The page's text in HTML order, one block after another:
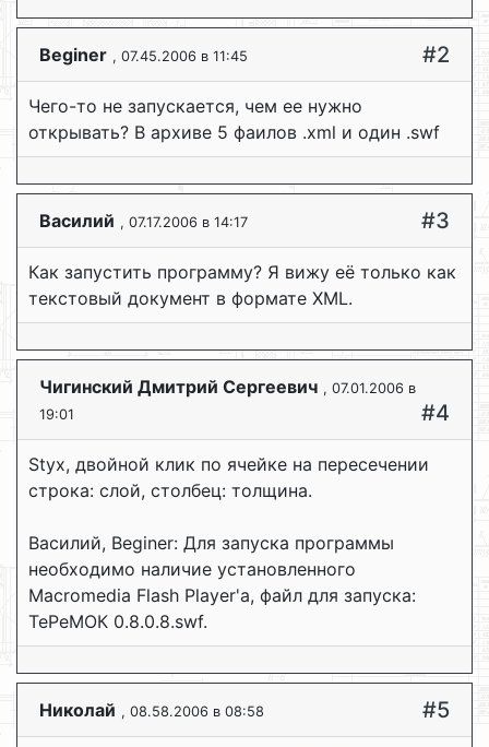
Beginer , 07.45.2006 в 11:45 #2
Чего-то не запускается, чем ее нужно
открывать? В архиве 5 фаилов .xml и один .swf
Василий , 07.17.2006 в 14:17 #3
Как запустить программу? Я вижу её только как
текстовый документ в формате XML.
Чигинский Дмитрий Сергеевич , 07.01.2006 в
19:01
#4
Styx, двойной клик по ячейке на пересечении
строка: слой, столбец: толщина.
Василий, Beginer: Для запуска программы
необходимо наличие установленного
Macromedia Flash Player'a, файл для запуска:
ТеРеМОК 0.8.0.8.swf.
Николай , 08.58.2006 в 08:58 #5